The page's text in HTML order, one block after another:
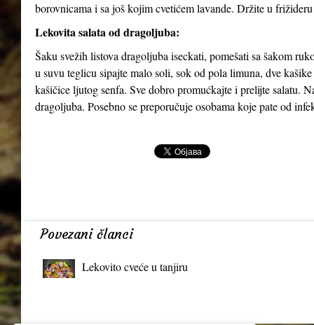
borovnicama i sa još kojim cvetićem lavande. Držite u
Lekovita salata od dragoljuba:
Šaku svežih listova dragoljuba iseckati, pomešati sa šakom
u suvu teglicu sipajte malo soli, sok od pola limuna, dve
kašičice ljutog senfa. Sve dobro promućkajte i prelijte salatu.
dragoljuba. Posebno se preporučuje osobama koje pate od
Povezani članci
Lekovito cveće u tanjiru